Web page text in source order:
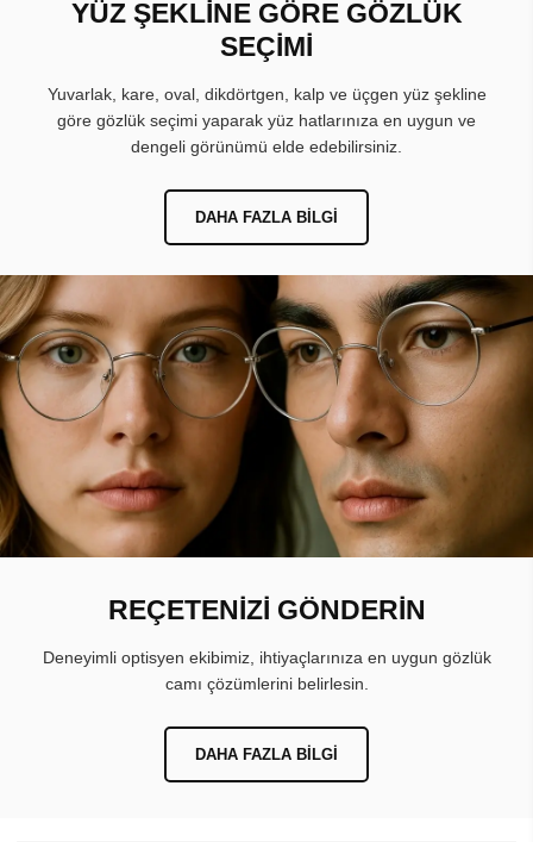
YÜZ ŞEKLİNE GÖRE GÖZLÜK
SEÇİMİ
Yuvarlak, kare, oval, dikdörtgen, kalp ve üçgen yüz şekline
göre gözlük seçimi yaparak yüz hatlarınıza en uygun ve
dengeli görünümü elde edebilirsiniz.
DAHA FAZLA BILGI
REÇETENİZİ GÖNDERİN
Deneyimli optisyen ekibimiz, ihtiyaçlarınıza en uygun gözlük
camı çözümlerini belirlesin.
DAHA FAZLA BILGI